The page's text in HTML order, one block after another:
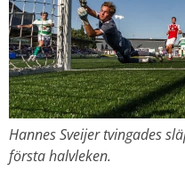
Hannes Sveijer tvingades
första halvleken.